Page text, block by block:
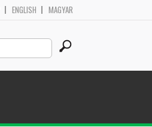
ENGLISH MAGYAR
Search
this
site